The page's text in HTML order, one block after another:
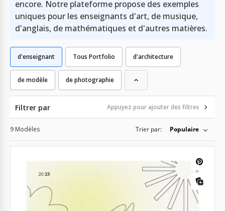
encore. Notre plateforme propose des exemples
uniques pour les enseignants d'art, de musique,
d'anglais, de mathématiques et d'autres matières.
Tous Portfolio d'architecture
de modèle de photographie
d'enseignant
Filtrer par Appuyez pour ajouter des filtres
9 Modèles Trier par: Populaire